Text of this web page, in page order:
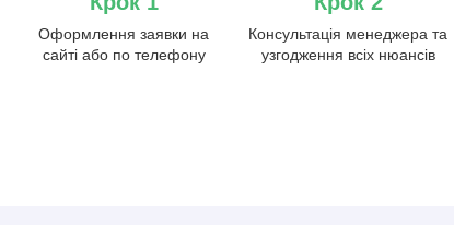
Оформлення заявки на
сайті або по телефону
Консультація менеджера та
узгодження всіх нюансів